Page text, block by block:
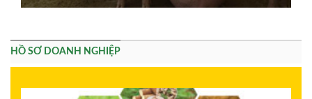
HỒ SƠ DOANH NGHIỆP